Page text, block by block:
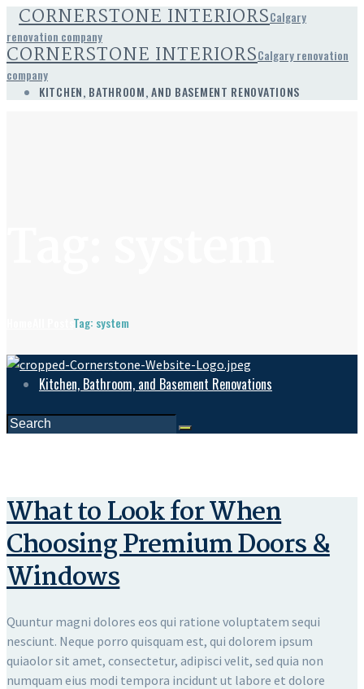
CORNERSTONE INTERIORSCalgary
renovation company
CORNERSTONE INTERIORSCalgary renovation
company
KITCHEN, BATHROOM, AND BASEMENT RENOVATIONS
Tag: system
Kitchen, Bathroom, and Basement Renovations
What to Look for When
Choosing Premium Doors &
Windows
Quuntur magni dolores eos qui ratione voluptatem sequi
nesciunt. Neque porro quisquam est, qui dolorem ipsum
quiaolor sit amet, consectetur, adipisci velit, sed quia non
numquam eius modi tempora incidunt ut labore et dolore